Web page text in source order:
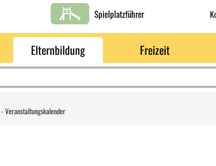
Spielplatzführer
Elternbildung Freizeit
-Veranstaltungskalender